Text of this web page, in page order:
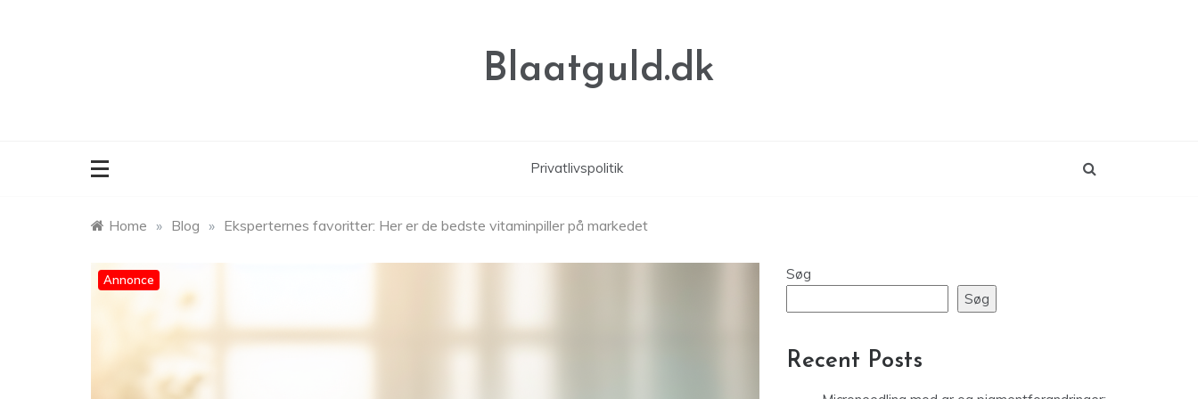
Blaatguld.dk
Privatlivspolitik
Home » Blog » Eksperternes favoritter: Her er de bedste vitaminpiller på markedet
Annonce
Søg
Søg
Recent Posts